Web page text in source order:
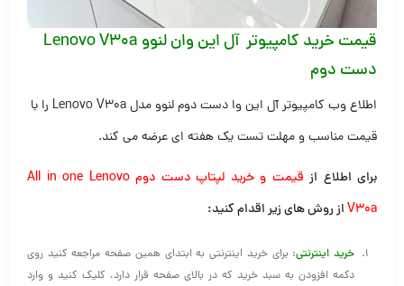
قیمت خرید کامپیوتر آل این وان لنوو Lenovo V30a
دست دوم
اطلاع وب کامپیوتر آل این وا دست دوم لنوو مدل Lenovo V30a را با
قیمت مناسب و مهلت تست یک هفته ای عرضه می کند.
برای اطلاع از
قیمت و خرید لپتاپ دست دوم All in one Lenovo
V30aاز روش های زیر اقدام کنید:
خرید اینترنتی: برای خرید اینترنتی به ابتدای همین صفحه مراجعه کنید روی
دکمه افزودن به سبد خرید که در بالای صفحه قرار دارد، کلیک کنید و وارد